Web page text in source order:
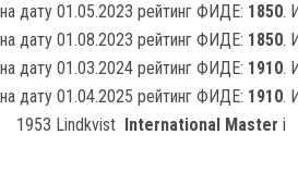
на дату 01.05.2023 рейтинг ФИДЕ: 1850.
на дату 01.08.2023 рейтинг ФИДЕ: 1850.
на дату 01.03.2024 рейтинг ФИДЕ: 1910.
на дату 01.04.2025 рейтинг ФИДЕ: 1910.
1953 Lindkvist International Master i